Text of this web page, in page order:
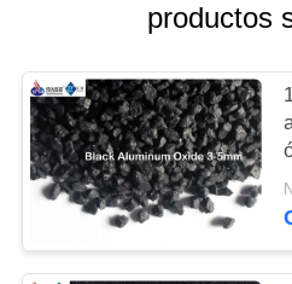
CITA
MAPA
DEL
SITIO
productos